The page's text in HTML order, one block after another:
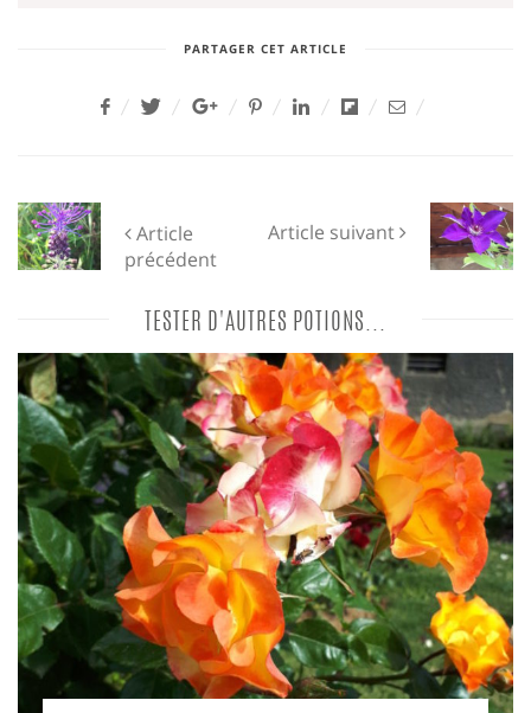
PARTAGER CET ARTICLE
Article
précédent
Article suivant
TESTER D'AUTRES POTIONS...